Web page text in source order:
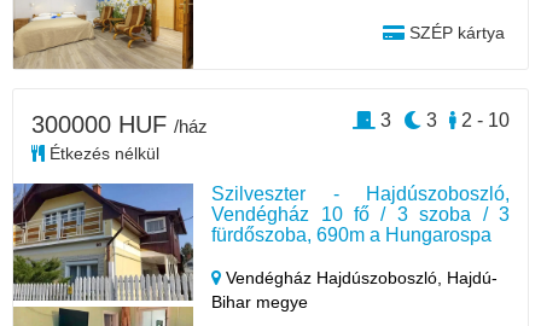
SZÉP kártya
Szilveszter - Hajdúszoboszló,
Vendégház 10 fő / 3 szoba / 3
fürdőszoba, 690m a Hungarospa
Vendégház Hajdúszoboszló, Hajdú-
Bihar megye
300000 HUF /ház
Étkezés nélkül
2 - 10
3
3